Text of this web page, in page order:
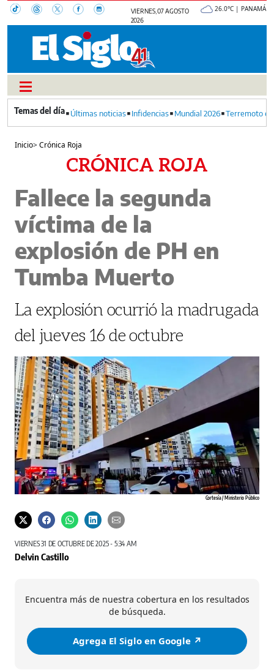
VIERNES, 07 AGOSTO
2026
26.0°C | PANAMÁ
Últimas noticias Infidencias Mundial 2026 Terremoto
Inicio>Crónica Roja
CRÓNICA ROJA
Fallece la segunda
víctima de la
explosión de PH en
Tumba Muerto
La explosión ocurrió la madrugada
del jueves 16 de octubre
Cortesía / Ministerio Público
VIERNES 31 DE OCTUBRE DE 2025 - 5:34 AM
Delvin Castillo
Encuentra más de nuestra cobertura en los resultados
de búsqueda.
Agrega El Siglo en Google ↗️